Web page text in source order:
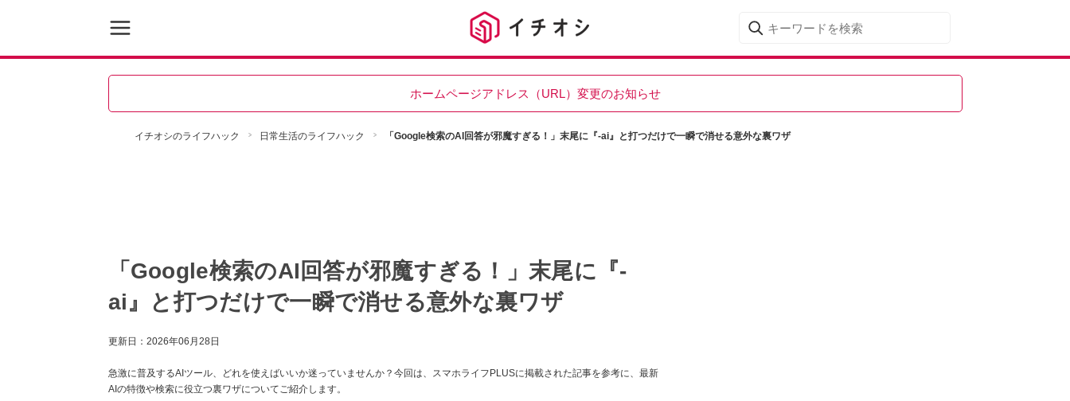
ホームページアドレス（URL）変更のお知らせ
イチオシのライフハック 日常生活のライフハック 「Google検索のAI回答が邪魔すぎる！」末尾に『-ai』と打つだけで一瞬で消せる意外な裏ワザ
「Google検索のAI回答が邪魔すぎる！」末尾に『-
ai』と打つだけで一瞬で消せる意外な裏ワザ
更新日： 2026年06月28日
急激に普及するAIツール、どれを使えばいいか迷っていませんか？今回は、スマホライフPLUSに掲載された記事を参考に、最新
AIの特徴や検索に役立つ裏ワザについてご紹介します。